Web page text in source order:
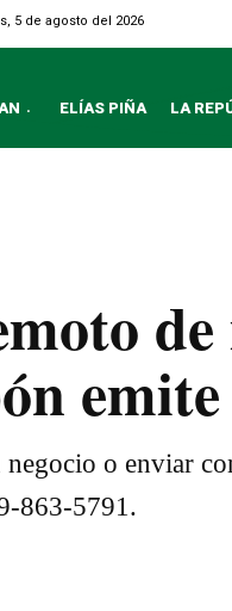
5 de agosto del 2026
ELÍAS PIÑA LA
o enviar
863-5791.